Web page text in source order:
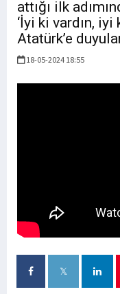
attığı ilk
‘İyi ki vardın, iyi
Atatürk’e
18-05-2024 18:55